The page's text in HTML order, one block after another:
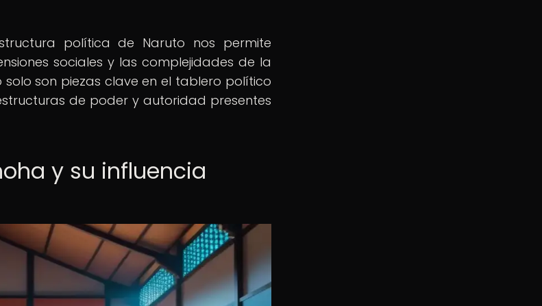
política de Naruto nos permite
sociales y las complejidades de la
solo son piezas clave en el tablero político
de poder y autoridad presentes
y su influencia